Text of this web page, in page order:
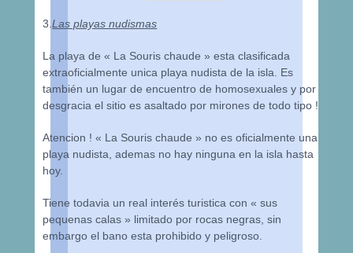
3.Las playas nudismas
La playa de « La Souris chaude » esta clasificada
extraoficialmente unica playa nudista de la isla. Es
también un lugar de encuentro de homosexuales y por
desgracia el sitio es asaltado por mirones de todo tipo !
Atencion ! « La Souris chaude » no es oficialmente una
playa nudista, ademas no hay ninguna en la isla hasta
hoy.
Tiene todavia un real interés turistica con « sus
pequenas calas » limitado por rocas negras, sin
embargo el bano esta prohibido y peligroso.